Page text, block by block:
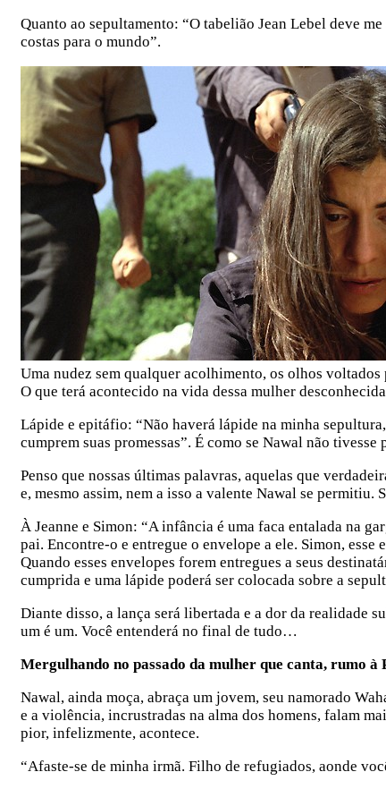
Quanto ao sepultamento: “O tabelião Jean Lebel deve
costas para o mundo”.
Uma nudez sem qualquer acolhimento, os olhos
O que terá acontecido na vida dessa mulher
Lápide e epitáfio: “Não haverá lápide na minha
cumprem suas promessas”. É como se Nawal não
Penso que nossas últimas palavras, aquelas que
e, mesmo assim, nem a isso a valente Nawal se permitiu.
À Jeanne e Simon: “A infância é uma faca entalada na
pai. Encontre-o e entregue o envelope a ele. Simon,
Quando esses envelopes forem entregues a seus
cumprida e uma lápide poderá ser colocada sobre a
Diante disso, a lança será libertada e a dor da realidade
um é um. Você entenderá no final de tudo…
Mergulhando no passado da mulher que canta, rumo
Nawal, ainda moça, abraça um jovem, seu namorado
e a violência, incrustradas na alma dos homens, falam
pior, infelizmente, acontece.
“Afaste-se de minha irmã. Filho de refugiados, aonde